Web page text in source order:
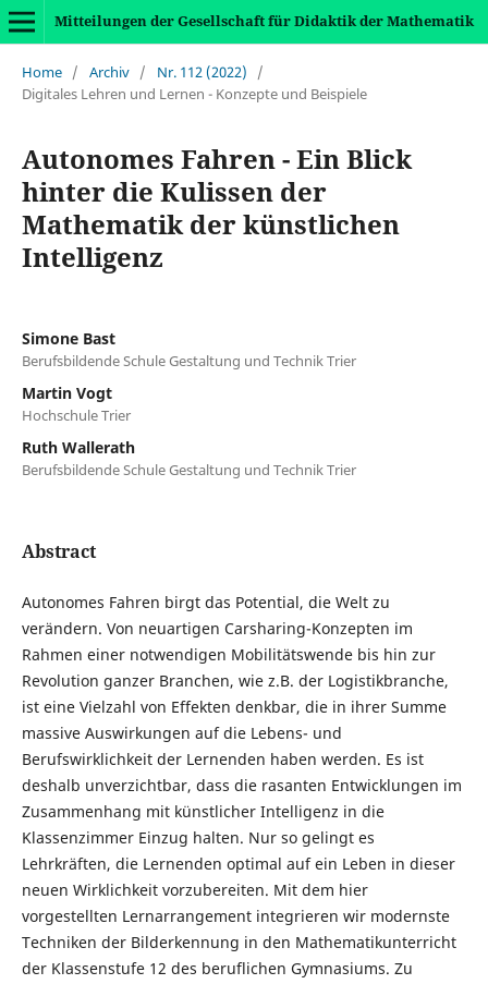
Mitteilungen der Gesellschaft für Didaktik der Mathematik
Home / Archiv / Nr. 112 (2022)
/
Digitales Lehren und Lernen - Konzepte und Beispiele
Autonomes Fahren - Ein Blick
hinter die Kulissen der
Mathematik der künstlichen
Intelligenz
Simone Bast
Berufsbildende Schule Gestaltung und Technik Trier
Martin Vogt
Hochschule Trier
Ruth Wallerath
Berufsbildende Schule Gestaltung und Technik Trier
Abstract
Autonomes Fahren birgt das Potential, die Welt zu
verändern. Von neuartigen Carsharing-Konzepten im
Rahmen einer notwendigen Mobilitätswende bis hin zur
Revolution ganzer Branchen, wie z.B. der Logistikbranche,
ist eine Vielzahl von Effekten denkbar, die in ihrer Summe
massive Auswirkungen auf die Lebens- und
Berufswirklichkeit der Lernenden haben werden. Es ist
deshalb unverzichtbar, dass die rasanten Entwicklungen im
Zusammenhang mit künstlicher Intelligenz in die
Klassenzimmer Einzug halten. Nur so gelingt es
Lehrkräften, die Lernenden optimal auf ein Leben in dieser
neuen Wirklichkeit vorzubereiten. Mit dem hier
vorgestellten Lernarrangement integrieren wir modernste
Techniken der Bilderkennung in den Mathematikunterricht
der Klassenstufe 12 des beruflichen Gymnasiums. Zu